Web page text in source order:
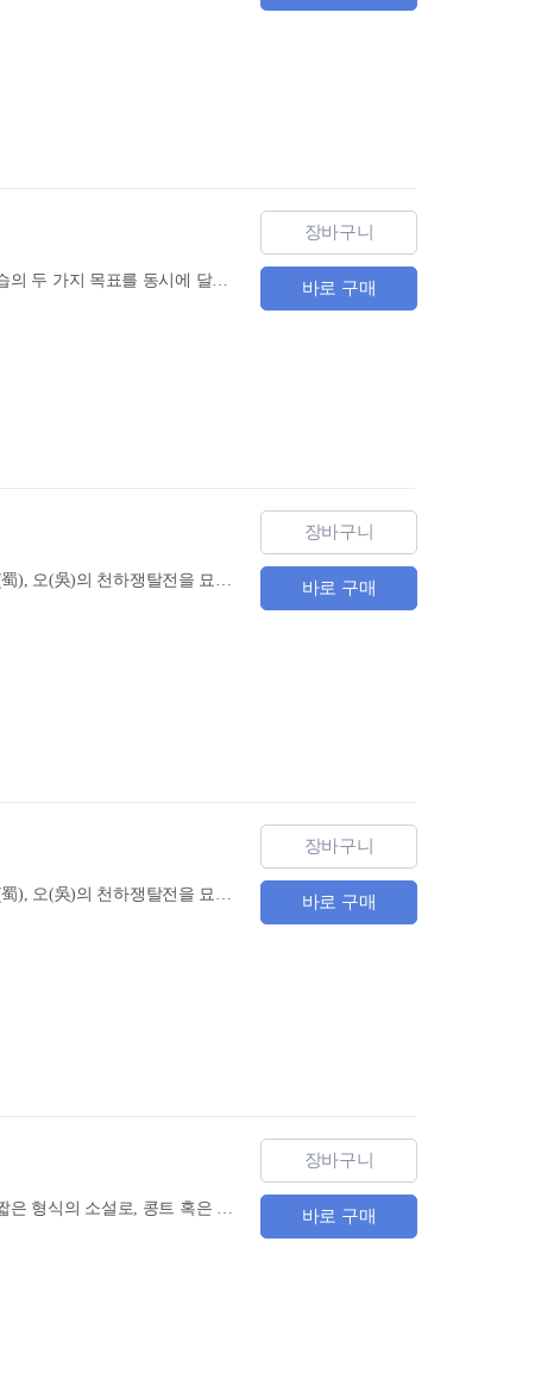
동양의 베스트셀러를 초,중급 수준의 현대중국어로 개작하여, 명작의 감상과 중국어 독해 학습의 두 가지 목표를 동시에 달성할 수 있는 다락원 중한고전 대역 시리즈 제 5 권 수호전 上 출간! 수호전은 불합리한 사회질서에 반항하는 송강(宋江)등 108명의 영웅호한들이 양산박(梁山泊)으로 모여들어 조정의 관군과 맞서다가 끝내 비극적인 최후를 맞이하는 이야기를 그렸다. 후대에 많은 속서와 동류작품의 탄생을 낳았고, 희곡,영화,그림 등 다양한 장르로 개작되었을 뿐 아니라, 세계 여러 나라에 전파되는 등 큰 영향을 미쳤다. 영웅들의 활약상을 생동적이고 허구성 짙은 필치로 묘사해 고대소설 인물묘사의 예술적 수준을 끌어올린 수호전을, 다채로운 삽화와 생동감 넘치는 번역문으로 함께 만나 볼 수 있다.
장바구니
바로 구매
장바구니
바로 구매
환관의 발호와 농민반란인 황건적의 난으로 빈사상태에 빠진 동한(東漢)에 대두한 위(魏), 촉(蜀), 오(吳)의 천하쟁탈전을 묘사한 한중일 동양 삼국의 베스트셀러이다. 삼국지를 2번 이상 읽지 않는 자와는 인생을 논하지 말라라는 말이 있을 정도로 삶의 교훈이 풍부한 삼국연의는 입신처세 하는 윤리 교과서와 역사교재 및 전술을 공부하는 병서로도 이용되어 왔다. 고전의 징수인 삼국연의를 현대중국어와 생동감 넘치는 번역문을 비교해 가며 학습한다면 작품 감상과 함께 독해실력도 향상시킬 수 있는 1석2조의 효과를 얻을 수 있다.
장바구니
바로 구매
장바구니
바로 구매